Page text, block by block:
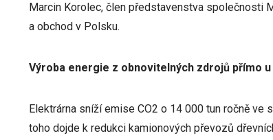
Marcin Korolec, člen představenstva společnosti
a obchod v Polsku.
Výroba energie z obnovitelných zdrojů přímo
Elektrárna sníží emise CO2 o 14 000 tun ročně
toho dojde k redukci kamionových převozů